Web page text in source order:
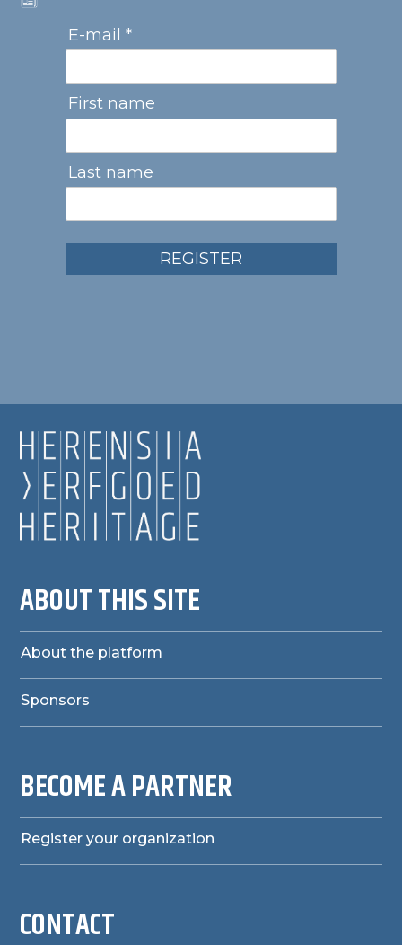
E-mail *
First name
Last name
REGISTER
ABOUT THIS SITE
About the platform
Sponsors
BECOME A PARTNER
Register your organization
CONTACT